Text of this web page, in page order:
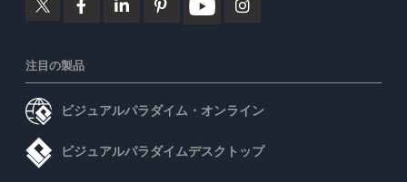
注目の製品
ビジュアルパラダイム・オンライン
ビジュアルパラダイムデスクトップ